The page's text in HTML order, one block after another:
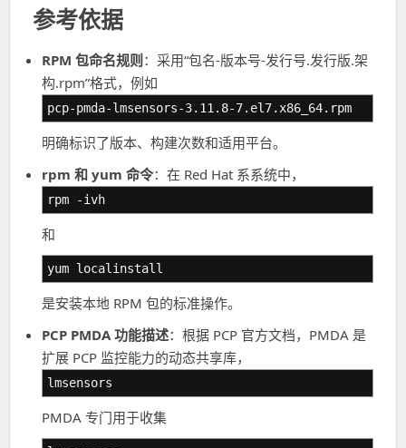
参考依据
RPM 包命名规则 ：采用“包名-版本号-发行号.发行版.架
构.rpm”格式，例如
pcp-pmda-lmsensors-3.11.8-7.el7.x86_64.rpm
明确标识了版本、构建次数和适用平台。
rpm 和 yum 命令：在 Red Hat 系系统中，
rpm -ivh
和
yum localinstall
是安装本地 RPM 包的标准操作。
PCP PMDA 功能描述：根据 PCP 官方文档，PMDA 是
扩展 PCP 监控能力的动态共享库，
lmsensors
PMDA 专门用于收集